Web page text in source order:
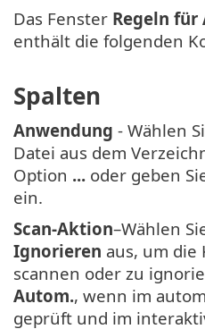
Das Fenster Regeln für
enthält die folgenden
Spalten
Anwendung - Wählen
Datei aus dem
Option ... oder geben
ein.
Scan-Aktion–Wählen
Ignorieren aus, um die
scannen oder zu
Autom., wenn im
geprüft und im